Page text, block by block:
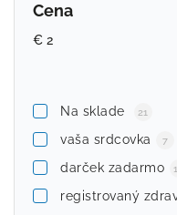
Abecedne
Cena
€ 2
Na sklade 21
vaša srdcovka 7
darček zadarmo
registrovaný